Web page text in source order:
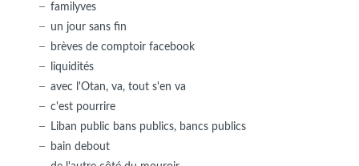
familyves
un jour sans fin
brèves de comptoir facebook
liquidités
avec l'Otan, va, tout s'en va
c'est pourrire
Liban public bans publics, bancs publics
bain debout